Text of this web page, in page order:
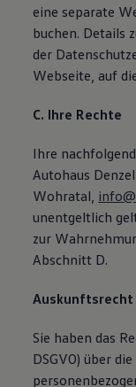
eine separate
buchen. Details
der
Webseite, auf
C. Ihre Rechte
Ihre
Autohaus
Wohratal,
unentgeltlich
zur
Abschnitt D.
Auskunftsrecht
Sie haben das
DSGVO) über